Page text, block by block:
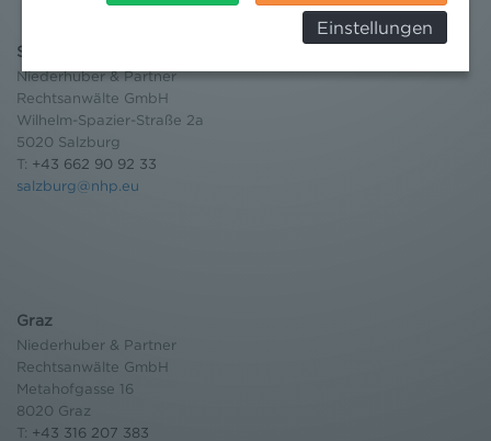
Salzburg
Niederhuber & Partner
Rechtsanwälte GmbH
Wilhelm-Spazier-Straße 2a
5020 Salzburg
T: +43 662 90 92 33
salzburg@nhp.eu
Graz
Niederhuber & Partner
Rechtsanwälte GmbH
Metahofgasse 16
8020 Graz
T: +43 316 207 383
Behörden, zu Kontroll- und zu
Überwachungszwecken, verarbeitet werden und
werden können. Zudem finden Sie am
Bildschirmrand ein Cookie-Icon wo Sie jederzeit Ihre
Einwilligung widerrufen und Widerspruch ausüben.
Weitere Infomationen finden Sie hier:
Datenschutzerklärung
Einstellungen